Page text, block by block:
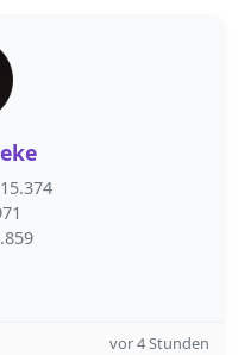
vor 4 Stunden